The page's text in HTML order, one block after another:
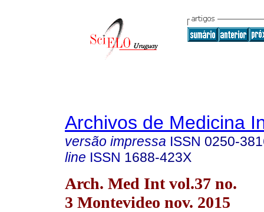
Archivos de Medicina
versão impressa ISSN 0250-
line ISSN 1688-423X
Arch. Med Int vol.37 no.
3 Montevideo nov. 2015